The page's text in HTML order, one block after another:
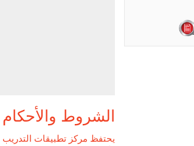
الشروط والأحكام
يحتفظ مركز تطبيقات